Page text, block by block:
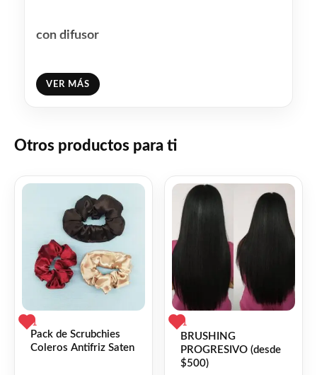
con difusor
2 velocidades
Share Facebook
WhatsApp
GmailEmail
Copy
Link
Twitter
Share
❤ME GUSTA1
👍 1 persona recomienda este producto
VER MÁS
Otros productos para ti
1
Pack de Scrubchies
Coleros Antifriz Saten
1
BRUSHING
PROGRESIVO (desde
$500)